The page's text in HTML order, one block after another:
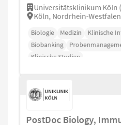
Universitätsklinikum Köln
Köln, Nordrhein-Westfalen
Biologie Medizin
Klinische
Biobanking
Klinische Studien
PostDoc Biology,